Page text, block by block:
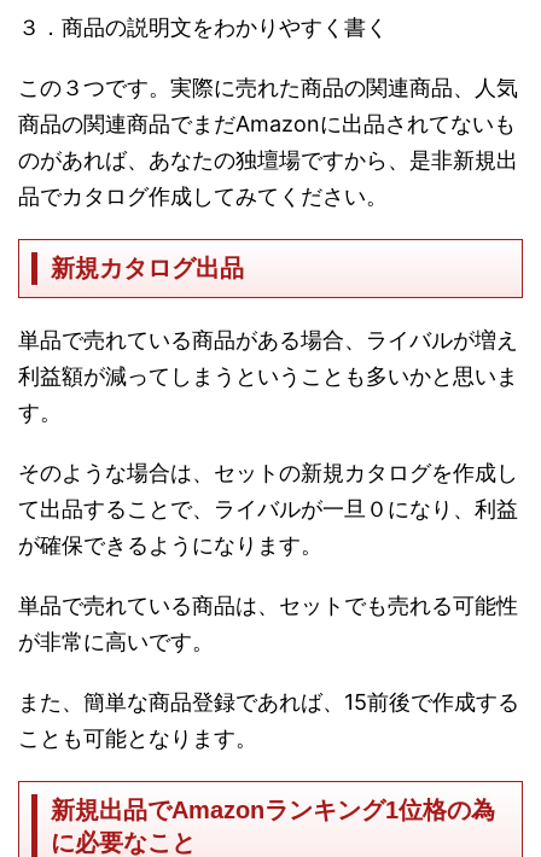
３．商品の説明文をわかりやすく書く
この３つです。実際に売れた商品の関連商品、人気
商品の関連商品でまだAmazonに出品されてないも
のがあれば、あなたの独壇場ですから、是非新規出
品でカタログ作成してみてください。
新規カタログ出品
単品で売れている商品がある場合、ライバルが増え
利益額が減ってしまうということも多いかと思いま
す。
そのような場合は、セットの新規カタログを作成し
て出品することで、ライバルが一旦０になり、利益
が確保できるようになります。
単品で売れている商品は、セットでも売れる可能性
が非常に高いです。
また、簡単な商品登録であれば、15前後で作成する
ことも可能となります。
新規出品でAmazonランキング1位格の為
に必要なこと